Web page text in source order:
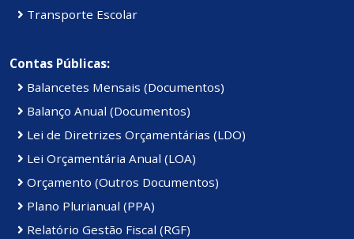
Transporte Escolar
Contas Públicas:
Balancetes Mensais (Documentos)
Balanço Anual (Documentos)
Lei de Diretrizes Orçamentárias (LDO)
Lei Orçamentária Anual (LOA)
Orçamento (Outros Documentos)
Plano Plurianual (PPA)
Relatório Gestão Fiscal (RGF)